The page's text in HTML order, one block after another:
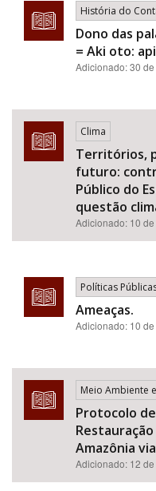
História do
Dono das
= Aki oto:
Adicionado:30
Clima
Territórios,
futuro:
Público do
questão
Adicionado: 10
Políticas
Ameaças.
Adicionado: 10
Meio Ambiente
Protocolo
Amazônia
Adicionado: 12